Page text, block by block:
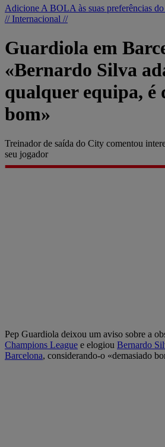
Adicione A BOLA às suas preferências
// Internacional //
Guardiola em
«Bernardo Silva
qualquer equipa, é
bom»
Treinador de saída do City comentou
seu jogador
Pep Guardiola deixou um aviso sobre a
Champions League e elogiou Bernardo
Barcelona, considerando-o «demasiado